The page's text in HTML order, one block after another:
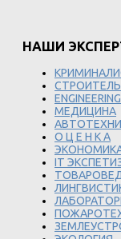
НАШИ
ENGINEERING
МЕДИЦИНА
О Ц Е Н К А
IT